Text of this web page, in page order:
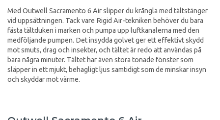
Med Outwell Sacramento 6 Air slipper du krångla med tältstänger
vid uppsättningen. Tack vare Rigid Air-tekniken behöver du bara
fästa tältduken i marken och pumpa upp luftkanalerna med den
medföljande pumpen. Det insydda golvet ger ett effektivt skydd
mot smuts, drag och insekter, och tältet är redo att användas på
bara några minuter. Tältet har även stora tonade fönster som
släpper in ett mjukt, behagligt ljus samtidigt som de minskar insyn
och skyddar mot värme.